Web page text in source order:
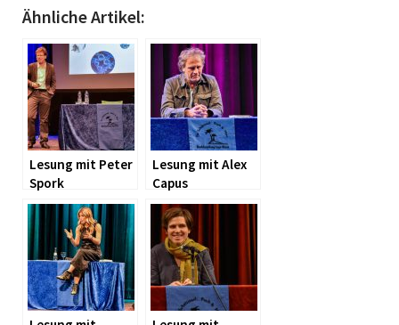
Ähnliche Artikel:
Lesung mit Peter
Spork
Lesung mit Alex
Capus